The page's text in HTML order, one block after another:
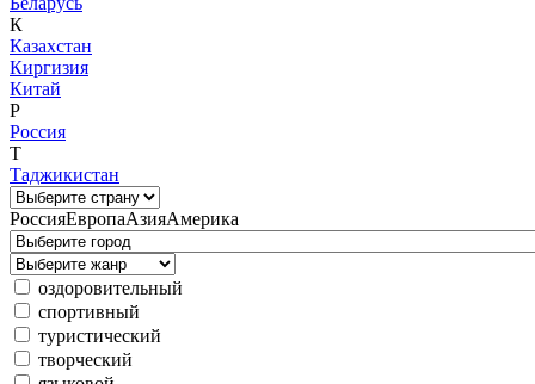
К
Казахстан
Киргизия
Китай
Р
Россия
Т
Таджикистан
РоссияЕвропаАзияАмерика
оздоровительный
спортивный
туристический
творческий